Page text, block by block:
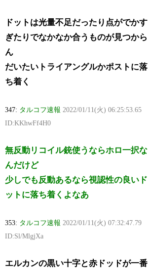
ドットは光量不足だったり点がでかす
ぎたりでなかなか合うものが見つから
ん
だいたいトライアングルかポストに落
ち着く
347: タルコフ速報 2022/01/11(火) 06:25:53.65
ID:KKhwFf4H0
無反動リコイル銃使うならホロ一択な
んだけど
少しでも反動あるなら視認性の良いド
ットに落ち着くよなあ
353: タルコフ速報 2022/01/11(火) 07:32:47.79
ID:Sl/MlgjXa
エルカンの黒い十字と赤ドッドが一番